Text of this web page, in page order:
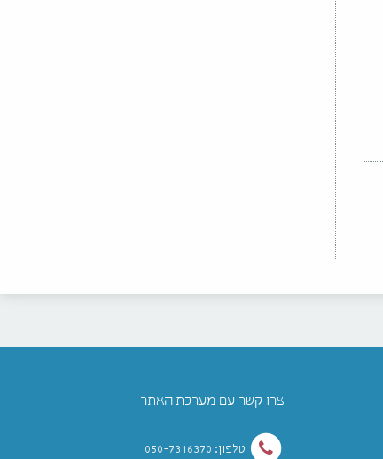
צרו קשר עם מערכת האתר
טלפון: 050-7316370